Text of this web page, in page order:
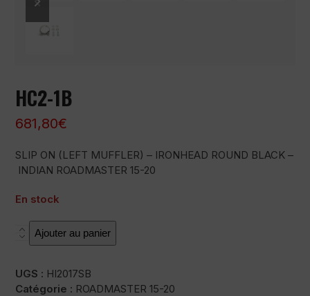
slide
slide
HC2-1B
681,80€
SLIP ON (LEFT MUFFLER) – IRONHEAD ROUND BLACK –
INDIAN ROADMASTER 15-20
En stock
quantité
1B
Ajouter au panier
UGS : HI2017SB
Catégorie : ROADMASTER 15-20